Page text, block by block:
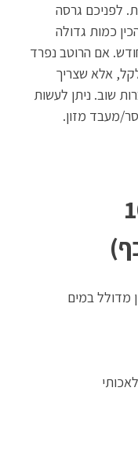
לפניכם גרסה
כמות גדולה
אם הרוטב נפרד
אלא שצריך
שוב. ניתן לעשות
מעבד מזון.
10
מדולל במים